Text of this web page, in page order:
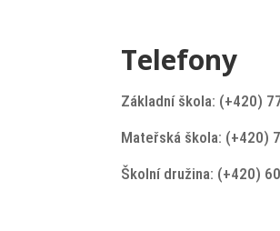
Telefony
Základní škola: (+420)
Mateřská škola: (+420)
Školní družina: (+420)